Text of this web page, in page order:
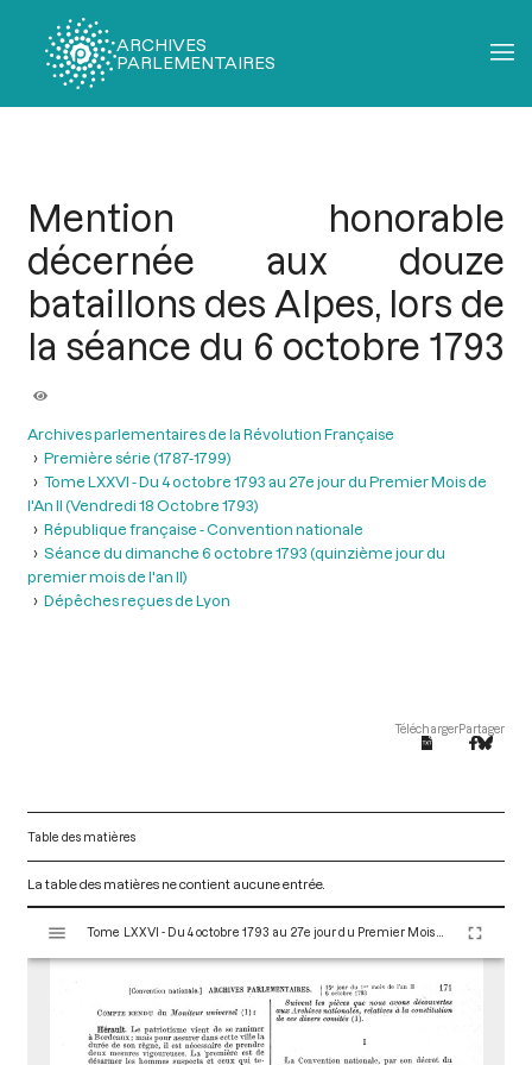
ARCHIVES
PARLEMENTAIRES
Mention honorable
décernée aux douze
bataillons des Alpes, lors de
la séance du 6 octobre 1793
Archives parlementaires de la Révolution Française
Première série (1787-1799)
Tome LXXVI - Du 4 octobre 1793 au 27e jour du Premier Mois de
l'An II (Vendredi 18 Octobre 1793)
République française - Convention nationale
Séance du dimanche 6 octobre 1793 (quinzième jour du
premier mois de l'an II)
Dépêches reçues de Lyon
TéléchargerPartager
Table des matières
La table des matières ne contient aucune entrée.
s